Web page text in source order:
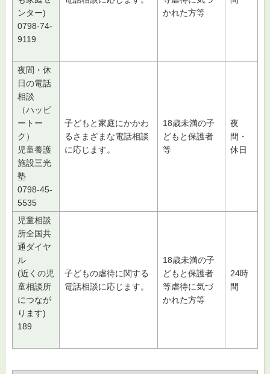
ンター)
0798-74-
9119
かれた方等
夜間・休
日の電話
相談
（ハッピ
ートー
ク）
児童養護
施設三光
塾
0798-45-
5535
子どもと家庭にかかわ
るさまざまな電話相談
に応じます。
18歳未満の子
どもと保護者
等
夜
間・
休日
児童相談
所全国共
通ダイヤ
ル
(近くの児
童相談所
につなが
ります)
189
子どもの虐待に関する
電話相談に応じます。
18歳未満の子
どもと保護者
等虐待に気づ
かれた方等
24時
間